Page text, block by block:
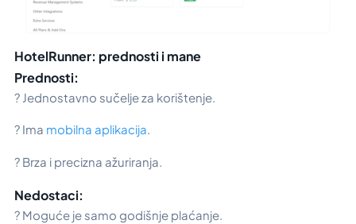
HotelRunner: prednosti i mane
Prednosti:
? Jednostavno sučelje za korištenje.
? Ima mobilna aplikacija.
? Brza i precizna ažuriranja.
Nedostaci:
? Moguće je samo godišnje plaćanje.